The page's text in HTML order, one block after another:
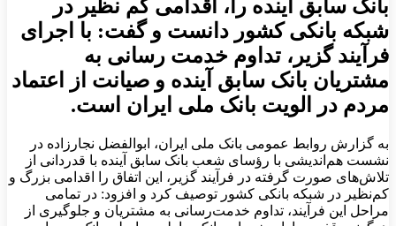
بانک سابق آینده را، اقدامی کم نظیر در
شبکه بانکی کشور دانست و گفت: با اجرای
فرآیند گزیر، تداوم خدمت رسانی به
مشتریان بانک سابق آینده و صیانت از اعتماد
مردم در الویت بانک ملی ایران است.
به گزارش روابط عمومی بانک ملی ایران، ابوالفضل نجارزاده در
نشست هم‌اندیشی با رؤسای شعب بانک سابق آینده با قدردانی از
تلاش‌های صورت گرفته در فرآیند گزیر، این اتفاق را اقدامی بزرگ و
کم‌نظیر در شبکه بانکی کشور توصیف کرد و افزود: در تمامی
مراحل این فرآیند، تداوم خدمت‌رسانی به مشتریان و جلوگیری از